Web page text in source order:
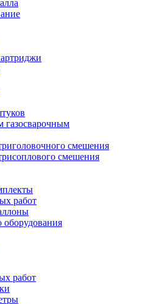
газосварочным
смешения
смешения
работ
оборудования
работ